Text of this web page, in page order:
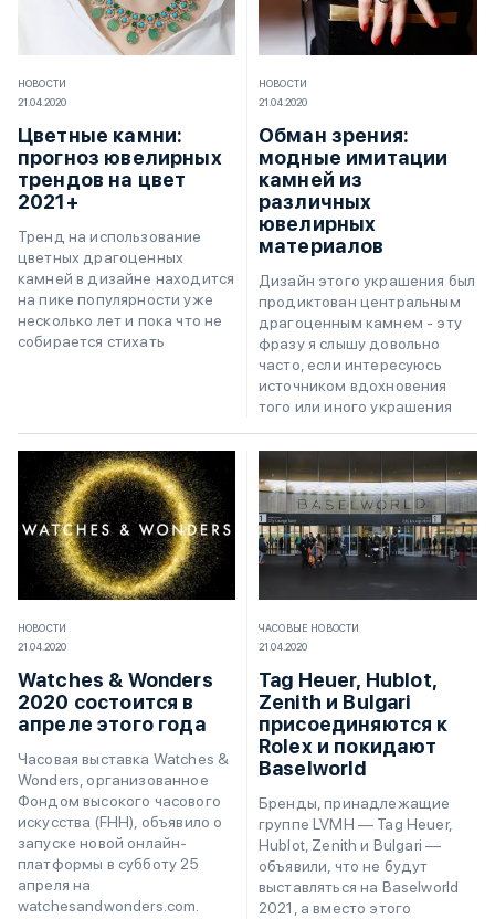
НОВОСТИ
21.04.2020
Цветные камни:
прогноз ювелирных
трендов на цвет
2021+
Тренд на использование
цветных драгоценных
камней в дизайне находится
на пике популярности уже
несколько лет и пока что не
собирается стихать
НОВОСТИ
21.04.2020
Обман зрения:
модные имитации
камней из
различных
ювелирных
материалов
Дизайн этого украшения был
продиктован центральным
драгоценным камнем - эту
фразу я слышу довольно
часто, если интересуюсь
источником вдохновения
того или иного украшения
НОВОСТИ
21.04.2020
Watches & Wonders
2020 состоится в
апреле этого года
Часовая выставка Watches &
Wonders, организованное
Фондом высокого часового
искусства (FHH), объявило о
запуске новой онлайн-
платформы в субботу 25
апреля на
watchesandwonders.com.
ЧАСОВЫЕ НОВОСТИ
21.04.2020
Tag Heuer, Hublot,
Zenith и Bulgari
присоединяются к
Rolex и покидают
Baselworld
Бренды, принадлежащие
группе LVMH — Tag Heuer,
Hublot, Zenith и Bulgari —
объявили, что не будут
выставляться на Baselworld
2021, а вместо этого